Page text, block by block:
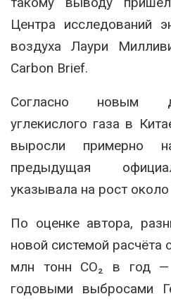
Центра исследований
воздуха Лаури
Carbon Brief.
Согласно новым
углекислого газа в
выросли примерно
предыдущая
указывала на рост около
По оценке автора,
новой системой расчёта
млн тонн CO₂ в год
годовыми выбросами